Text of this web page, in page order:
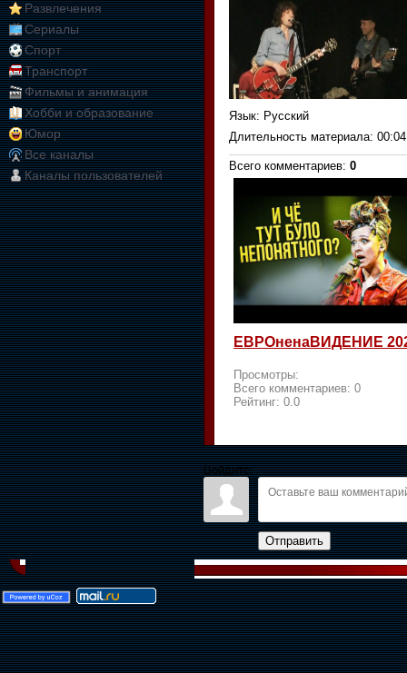
Развлечения
Сериалы
Спорт
Транспорт
Фильмы и анимация
Хобби и образование
Юмор
Все каналы
Каналы пользователей
Язык: Русский
Длительность материала:
Всего комментариев: 0
ЕВРОненаВИДЕНИЕ
Просмотры:
Всего комментариев: 0
Рейтинг: 0.0
Войдите:
Отправить